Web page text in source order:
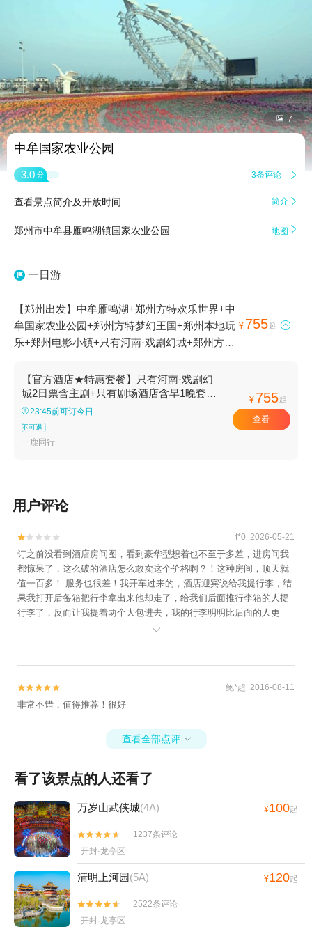
 7
中牟国家农业公园
3.0 分 3条评论 
查看景点简介及开放时间 简介 
郑州市中牟县雁鸣湖镇国家农业公园 地图 
一日游
【郑州出发】中牟雁鸣湖+郑州方特欢乐世界+中
牟国家农业公园+郑州方特梦幻王国+郑州本地玩
乐+郑州电影小镇+只有河南·戏剧幻城+郑州方特
小镇1日游
¥ 755起 
【官方酒店★特惠套餐】只有河南·戏剧幻
城2日票含主剧+只有剧场酒店含早1晚套餐
或郑州电影小镇2晚套餐或续住套餐
23:45前可订今日
不可退
一鹿同行
¥ 755起
查看
用户评论

 t*0 2026-05-21
订之前没看到酒店房间图，看到豪华型想着也不至于多差，进房间我
都惊呆了，这么破的酒店怎么敢卖这个价格啊？！这种房间，顶天就
值一百多！ 服务也很差！我开车过来的，酒店迎宾说给我提行李，结
果我打开后备箱把行李拿出来他却走了，给我们后面推行李箱的人提
行李了，反而让我提着两个大包进去，我的行李明明比后面的人更
重，更需要帮助，而且我先到的，反而忽略过我是什么意思呢？真的


 鲍*超 2016-08-11
非常不错，值得推荐！很好
查看全部点评 
看了该景点的人还看了
万岁山武侠城(4A) ¥100起


1237条评论
开封·龙亭区
清明上河园(5A) ¥120起


2522条评论
开封·龙亭区